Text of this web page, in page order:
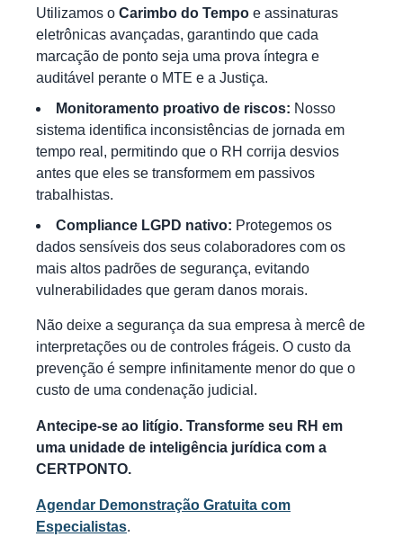
Utilizamos o Carimbo do Tempo e assinaturas
eletrônicas avançadas, garantindo que cada
marcação de ponto seja uma prova íntegra e
auditável perante o MTE e a Justiça.
Monitoramento proativo de riscos: Nosso
sistema identifica inconsistências de jornada em
tempo real, permitindo que o RH corrija desvios
antes que eles se transformem em passivos
trabalhistas.
Compliance LGPD nativo: Protegemos os
dados sensíveis dos seus colaboradores com os
mais altos padrões de segurança, evitando
vulnerabilidades que geram danos morais.
Não deixe a segurança da sua empresa à mercê de
interpretações ou de controles frágeis. O custo da
prevenção é sempre infinitamente menor do que o
custo de uma condenação judicial.
Antecipe-se ao litígio. Transforme seu RH em
uma unidade de inteligência jurídica com a
CERTPONTO.
Agendar Demonstração Gratuita com
Especialistas.